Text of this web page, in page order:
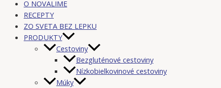
O NOVALIME
RECEPTY
ZO SVETA BEZ LEPKU
PRODUKTY
Cestoviny
Bezgluténové cestoviny
Nízkobielkovinové cestoviny
Múky